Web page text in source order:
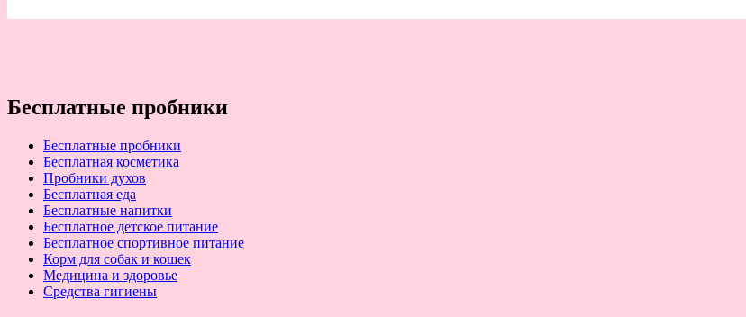
Бесплатные пробники
Бесплатные пробники
Бесплатная косметика
Пробники духов
Бесплатная еда
Бесплатные напитки
Бесплатное детское питание
Бесплатное спортивное питание
Корм для собак и кошек
Медицина и здоровье
Средства гигиены